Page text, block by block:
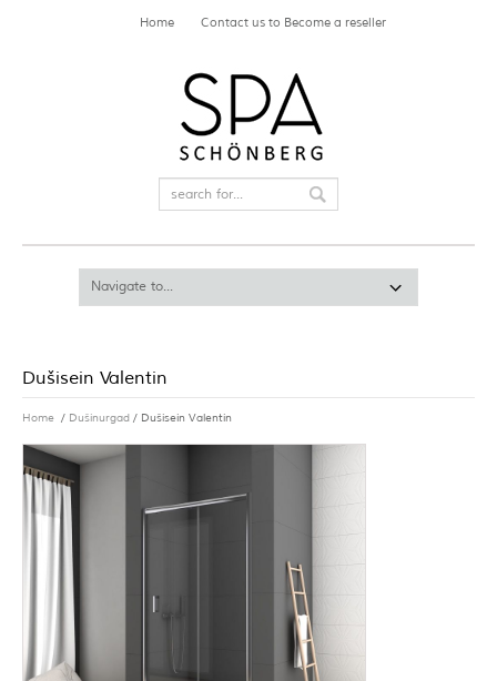
Home Contact us to Become a reseller
Dušisein Valentin
Home / Dušinurgad / Dušisein Valentin